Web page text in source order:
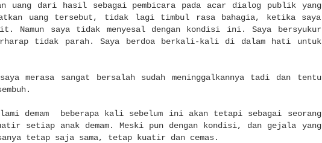
uang dari hasil sebagai pembicara pada acar dialog publik yang
uang tersebut, tidak lagi timbul rasa bahagia, ketika saya
saya tidak menyesal dengan kondisi ini. Saya bersyukur
tidak parah. Saya berdoa berkali-kali di dalam hati untuk
merasa sangat bersalah sudah meninggalkannya tadi dan tentu
demam
beberapa kali sebelum ini akan tetapi sebagai seorang
setiap anak demam. Meski pun dengan kondisi, dan gejala yang
tetap saja sama, tetap kuatir dan cemas.